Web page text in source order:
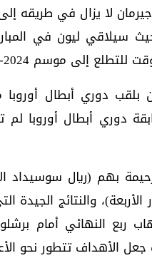
لا يزال في طريقه إلى
سيلاقي ليون في
إلى موسم 2024-2025.
بهم (ريال سوسيداد
ربع النهائي أمام
جعل الأهداف تتطور نحو